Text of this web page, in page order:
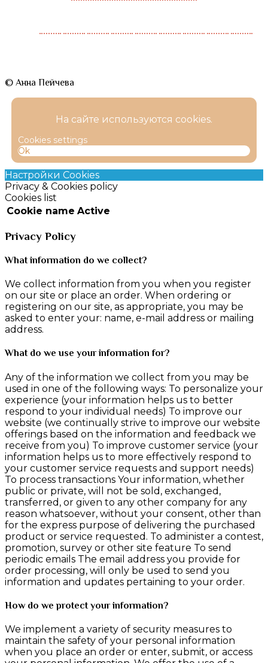
© Анна Пейчева
На сайте используются cookies.
Cookies settings
Ok
Настройки Cookies
Privacy & Cookies policy
Cookies list
Cookie name Active
Privacy Policy
What information do we collect?
We collect information from you when you register
on our site or place an order. When ordering or
registering on our site, as appropriate, you may be
asked to enter your: name, e-mail address or mailing
address.
What do we use your information for?
Any of the information we collect from you may be
used in one of the following ways: To personalize your
experience (your information helps us to better
respond to your individual needs) To improve our
website (we continually strive to improve our website
offerings based on the information and feedback we
receive from you) To improve customer service (your
information helps us to more effectively respond to
your customer service requests and support needs)
To process transactions Your information, whether
public or private, will not be sold, exchanged,
transferred, or given to any other company for any
reason whatsoever, without your consent, other than
for the express purpose of delivering the purchased
product or service requested. To administer a contest,
promotion, survey or other site feature To send
periodic emails The email address you provide for
order processing, will only be used to send you
information and updates pertaining to your order.
How do we protect your information?
We implement a variety of security measures to
maintain the safety of your personal information
when you place an order or enter, submit, or access